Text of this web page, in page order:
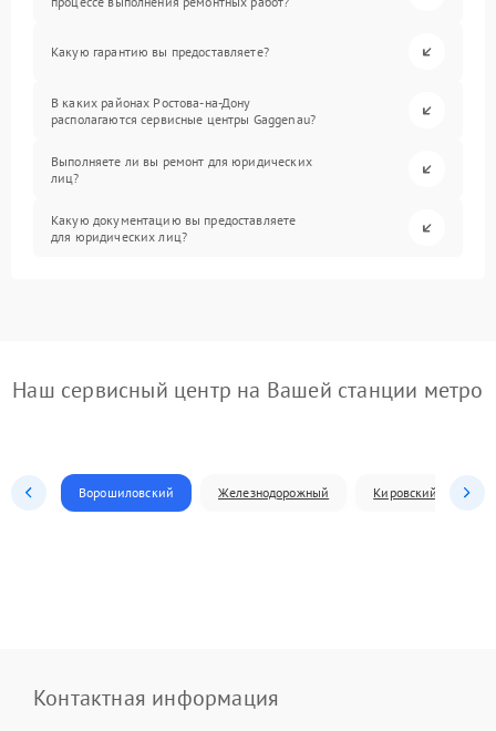
Какую гарантию вы предоставляете?
В каких районах Ростова-на-Дону
располагаются сервисные центры Gaggenau?
Выполняете ли вы ремонт для юридических
лиц?
Какую документацию вы предоставляете
для юридических лиц?
Наш сервисный центр на Вашей станции метро
Ворошиловский Железнодорожный Кировский
Контактная информация